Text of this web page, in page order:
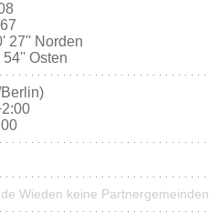
27'' Norden
54'' Osten
Wieden keine Partnergemeinden